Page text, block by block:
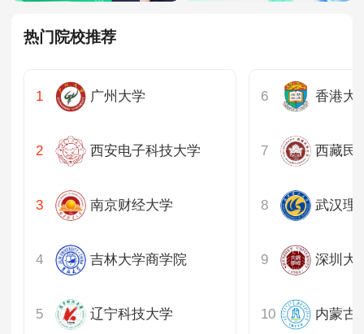
热门院校推荐
广州大学
西安电子科技大学
南京财经大学
吉林大学商学院
辽宁科技大学
香港大
西藏民
武汉理
内蒙古